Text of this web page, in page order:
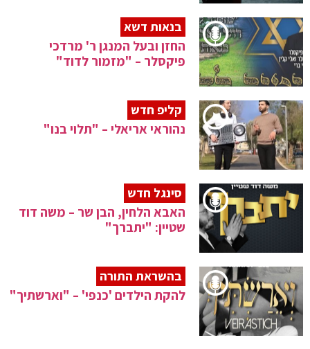
בנאות דשא
החזן ובעל המנגן ר' מרדכי
פיקסלר – "מזמור לדוד"
קליפ חדש
נהוראי אריאלי – "תלוי בנו"
סינגל חדש
האבא הלחין, הבן שר – משה דוד
שטיין: "יתברך"
בהשראת התורה
להקת הילדים 'כנפי' – "וארשתיך"